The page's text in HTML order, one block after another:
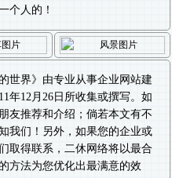
个人的！
世界》由专业从事企业网站建
年12月26日所收集或撰写。如
友推荐和介绍；倘若本文有不
我们！另外，如果您的企业或
取得联系，二休网络将以最合
方法为您优化出最满意的效